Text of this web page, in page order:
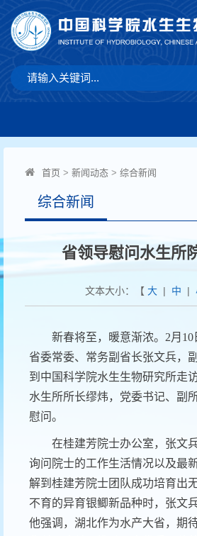
首页 > 新闻动态 > 综合新闻
综合新闻
省领导慰问水生所
文本大小：【 大| 中 |
新春将至，暖意渐浓。 2月10
省委常委、常务副省长张文兵，
到中国科学院水生生物研究所走
水生所所长缪炜，党委书记、副
慰问。
在桂建芳院士办公室，张文
询问院士的工作生活情况以及最
解到桂建芳院士团队成功培育出
不育的异育银鲫新品种时，张文
他强调，湖北作为水产大省，期